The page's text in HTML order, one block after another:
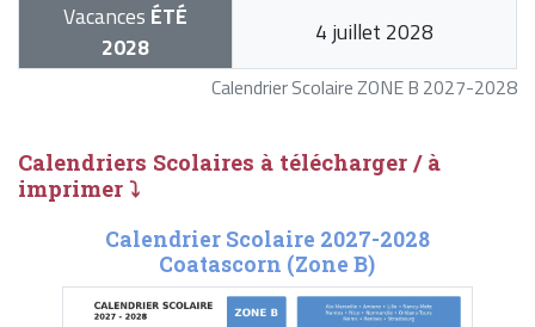
Calendrier Scolaire ZONE B 2027-2028
Vacances ÉTÉ
2028
4 juillet 2028
Calendriers Scolaires à télécharger / à
imprimer ⤵
Calendrier Scolaire 2027-2028
Coatascorn (Zone B)